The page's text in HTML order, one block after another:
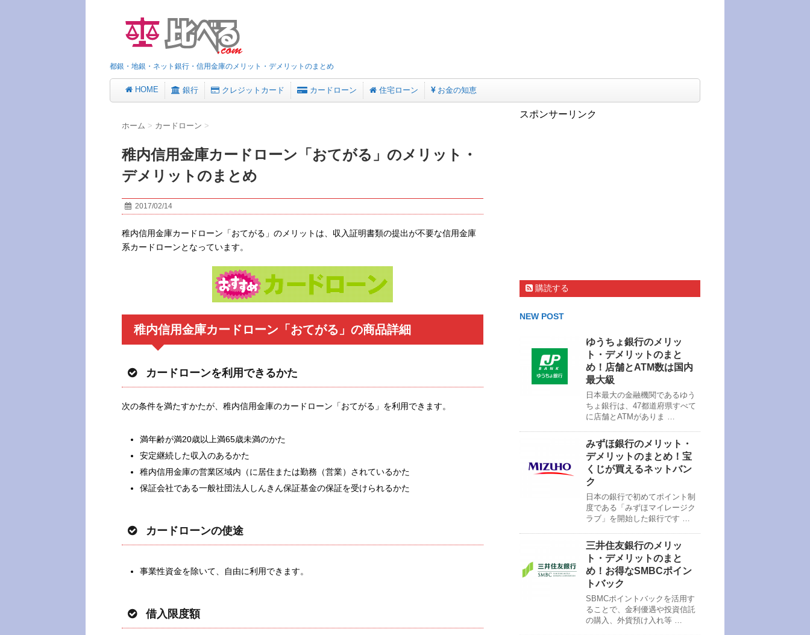
都銀・地銀・ネット銀行・信用金庫のメリット・デメリットのまとめ
HOME 銀行 クレジットカード カードローン 住宅ローン お金の知恵
ホーム > カードローン >
稚内信用金庫カードローン「おてがる」のメリット・
デメリットのまとめ
2017/02/14
稚内信用金庫カードローン「おてがる」のメリットは、収入証明書類の提出が不要な信用金庫
系カードローンとなっています。
稚内信用金庫カードローン「おてがる」の商品詳細
カードローンを利用できるかた
次の条件を満たすかたが、稚内信用金庫のカードローン「おてがる」を利用できます。
満年齢が満20歳以上満65歳未満のかた
安定継続した収入のあるかた
稚内信用金庫の営業区域内（に居住または勤務（営業）されているかた
保証会社である一般社団法人しんきん保証基金の保証を受けられるかた
カードローンの使途
事業性資金を除いて、自由に利用できます。
借入限度額
スポンサーリンク
購読する
NEW POST
ゆうちょ銀行のメリッ
ト・デメリットのまと
め！店舗とATM数は国内
最大級
日本最大の金融機関であるゆう
ちょ銀行は、47都道府県すべて
に店舗とATMがありま …
みずほ銀行のメリット・
デメリットのまとめ！宝
くじが買えるネットバン
ク
日本の銀行で初めてポイント制
度である「みずほマイレージク
ラブ」を開始した銀行です …
三井住友銀行のメリッ
ト・デメリットのまと
め！お得なSMBCポイン
トバック
SBMCポイントバックを活用す
ることで、金利優遇や投資信託
の購入、外貨預け入れ等 …